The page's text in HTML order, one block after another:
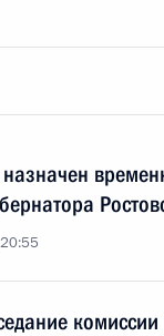
комиссии